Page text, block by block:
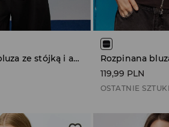
Rozpinana bluza ze stójką i aplikacją w stylu napoleońskim czarna
119,99 PLN
OSTATNIE SZTUKI